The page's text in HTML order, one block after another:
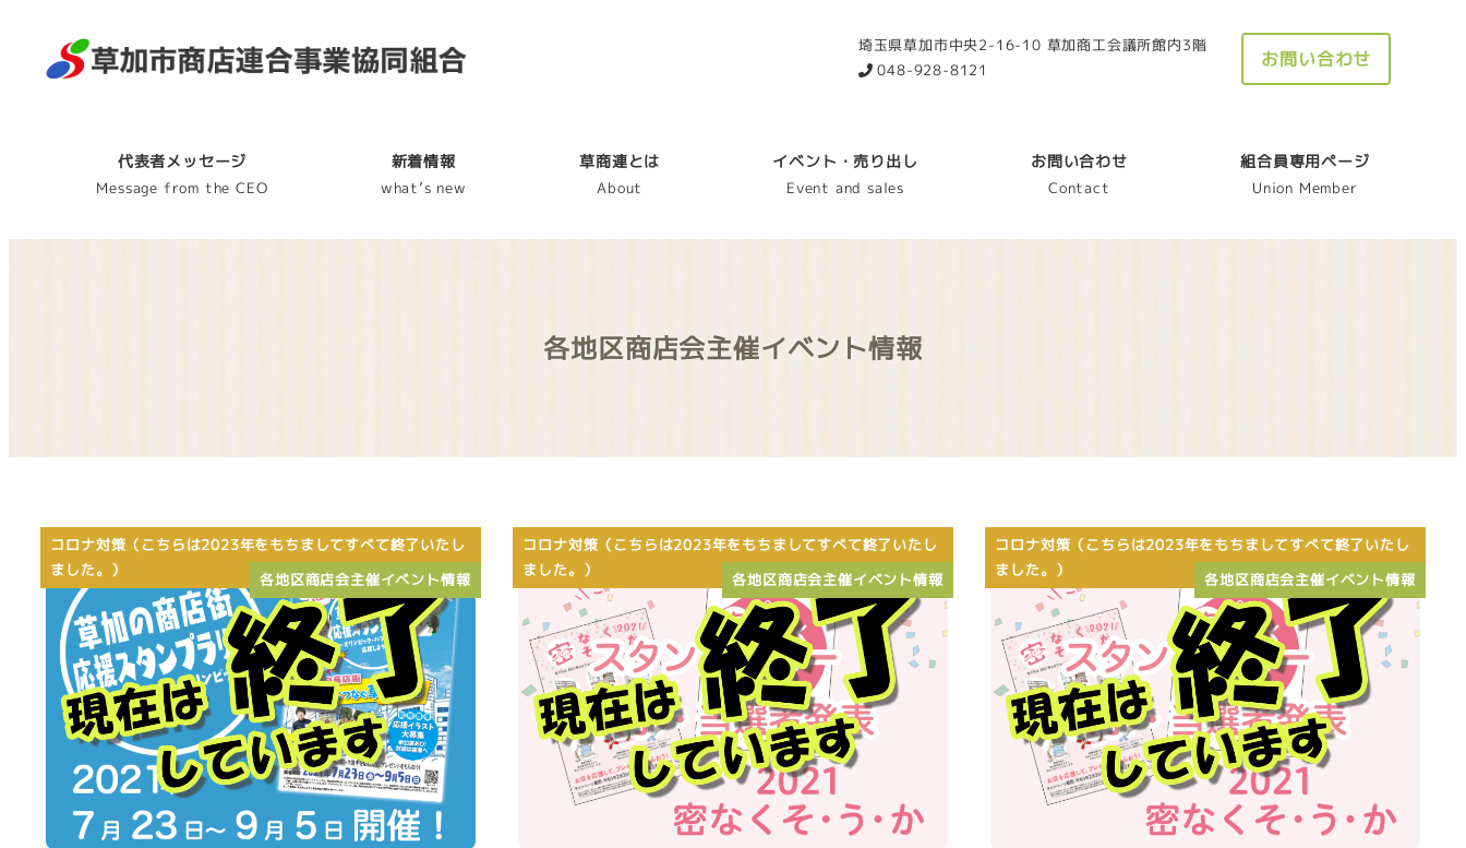
埼玉県草加市中央2-16-10 草加商工会議所館内3階
048-928-8121
お問い合わせ
代表者メッセージ
Message from the CEO
新着情報
what’s new
草商連とは
About
イベント・売り出し
Event and sales
お問い合わせ
Contact
組合員専用ページ
Union Member
各地区商店会主催イベント情報
コロナ対策（こちらは2023年をもちましてすべて終了いたし
ました。）
各地区商店会主催イベント情報
コロナ対策（こちらは2023年をもちましてすべて終了いたし
ました。）
各地区商店会主催イベント情報
コロナ対策（こちらは2023年をもちましてすべて終了いたし
ました。）
各地区商店会主催イベント情報